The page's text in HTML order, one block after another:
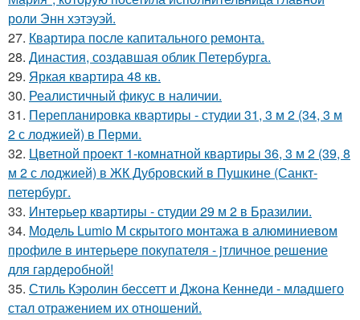
роли Энн хэтэуэй.
27. Квартира после капитального ремонта.
28. Династия, создавшая облик Петербурга.
29. Яркая квартира 48 кв.
30. Реалистичный фикус в наличии.
31. Перепланировка квартиры - студии 31, 3 м 2 (34, 3 м
2 с лоджией) в Перми.
32. Цветной проект 1-комнатной квартиры 36, 3 м 2 (39, 8
м 2 с лоджией) в ЖК Дубровский в Пушкине (Санкт-
петербург.
33. Интерьер квартиры - студии 29 м 2 в Бразилии.
34. Модель Lumio M скрытого монтажа в алюминиевом
профиле в интерьере покупателя - jтличное решение
для гардеробной!
35. Стиль Кэролин бессетт и Джона Кеннеди - младшего
стал отражением их отношений.